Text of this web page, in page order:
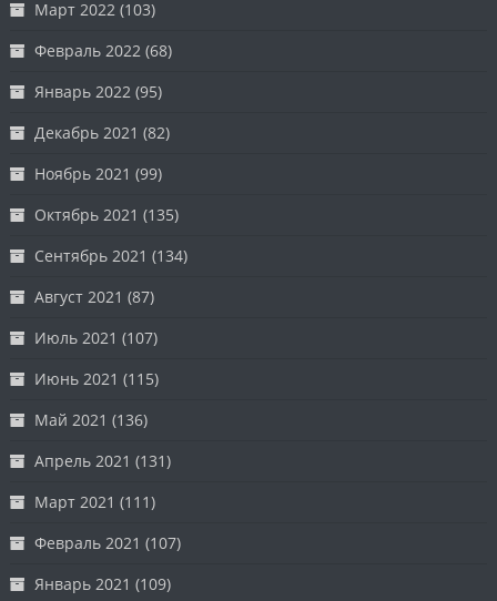
Март 2022 (103)
Февраль 2022 (68)
Январь 2022 (95)
Декабрь 2021 (82)
Ноябрь 2021 (99)
Октябрь 2021 (135)
Сентябрь 2021 (134)
Август 2021 (87)
Июль 2021 (107)
Июнь 2021 (115)
Май 2021 (136)
Апрель 2021 (131)
Март 2021 (111)
Февраль 2021 (107)
Январь 2021 (109)